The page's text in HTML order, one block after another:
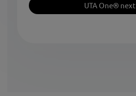
UTA One® next